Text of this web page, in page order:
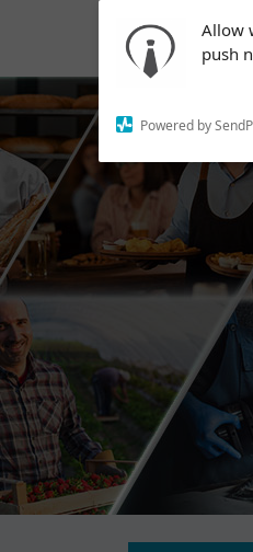
Allow
push
Powered by
notifications!
To enable
on the notification